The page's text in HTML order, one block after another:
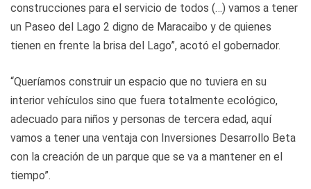
construcciones para el servicio de todos (…) vamos a tener
un Paseo del Lago 2 digno de Maracaibo y de quienes
tienen en frente la brisa del Lago”, acotó el gobernador.
“Queríamos construir un espacio que no tuviera en su
interior vehículos sino que fuera totalmente ecológico,
adecuado para niños y personas de tercera edad, aquí
vamos a tener una ventaja con Inversiones Desarrollo Beta
con la creación de un parque que se va a mantener en el
tiempo”.